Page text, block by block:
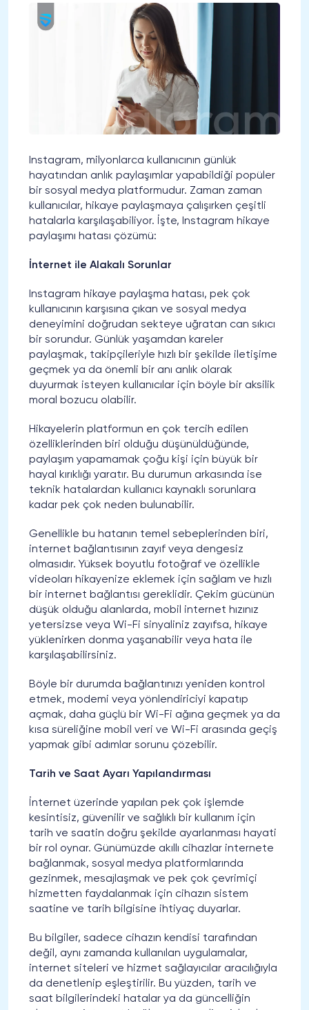
Instagram, milyonlarca kullanıcının günlük
hayatından anlık paylaşımlar yapabildiği popüler
bir sosyal medya platformudur. Zaman zaman
kullanıcılar, hikaye paylaşmaya çalışırken çeşitli
hatalarla karşılaşabiliyor. İşte, Instagram hikaye
paylaşımı hatası çözümü:
İnternet ile Alakalı Sorunlar
Instagram hikaye paylaşma hatası, pek çok
kullanıcının karşısına çıkan ve sosyal medya
deneyimini doğrudan sekteye uğratan can sıkıcı
bir sorundur. Günlük yaşamdan kareler
paylaşmak, takipçileriyle hızlı bir şekilde iletişime
geçmek ya da önemli bir anı anlık olarak
duyurmak isteyen kullanıcılar için böyle bir aksilik
moral bozucu olabilir.
Hikayelerin platformun en çok tercih edilen
özelliklerinden biri olduğu düşünüldüğünde,
paylaşım yapamamak çoğu kişi için büyük bir
hayal kırıklığı yaratır. Bu durumun arkasında ise
teknik hatalardan kullanıcı kaynaklı sorunlara
kadar pek çok neden bulunabilir.
Genellikle bu hatanın temel sebeplerinden biri,
internet bağlantısının zayıf veya dengesiz
olmasıdır. Yüksek boyutlu fotoğraf ve özellikle
videoları hikayenize eklemek için sağlam ve hızlı
bir internet bağlantısı gereklidir. Çekim gücünün
düşük olduğu alanlarda, mobil internet hızınız
yetersizse veya Wi-Fi sinyaliniz zayıfsa, hikaye
yüklenirken donma yaşanabilir veya hata ile
karşılaşabilirsiniz.
Böyle bir durumda bağlantınızı yeniden kontrol
etmek, modemi veya yönlendiriciyi kapatıp
açmak, daha güçlü bir Wi-Fi ağına geçmek ya da
kısa süreliğine mobil veri ve Wi-Fi arasında geçiş
yapmak gibi adımlar sorunu çözebilir.
Tarih ve Saat Ayarı Yapılandırması
İnternet üzerinde yapılan pek çok işlemde
kesintisiz, güvenilir ve sağlıklı bir kullanım için
tarih ve saatin doğru şekilde ayarlanması hayati
bir rol oynar. Günümüzde akıllı cihazlar internete
bağlanmak, sosyal medya platformlarında
gezinmek, mesajlaşmak ve pek çok çevrimiçi
hizmetten faydalanmak için cihazın sistem
saatine ve tarih bilgisine ihtiyaç duyarlar.
Bu bilgiler, sadece cihazın kendisi tarafından
değil, aynı zamanda kullanılan uygulamalar,
internet siteleri ve hizmet sağlayıcılar aracılığıyla
da denetlenip eşleştirilir. Bu yüzden, tarih ve
saat bilgilerindeki hatalar ya da güncelliğin